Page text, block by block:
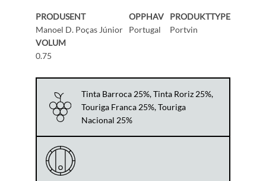
PRODUSENT
Manoel D. Poças Júnior
OPPHAV
Portugal
PRODUKTTYPE
Portvin
VOLUM
0.75
Tinta Barroca 25%, Tinta Roriz 25%,
Touriga Franca 25%, Touriga
Nacional 25%